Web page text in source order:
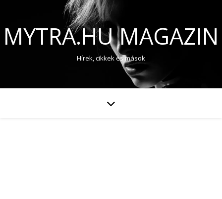
MYTRA.HU MAGAZIN
Hírek, cikkek és mások